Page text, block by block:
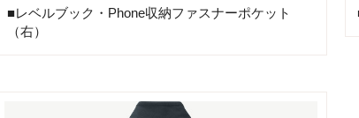
■レベルブック・Phone収納ファスナーポケット
（右）